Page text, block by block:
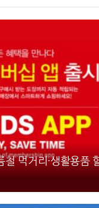
철 먹거리·생활용품